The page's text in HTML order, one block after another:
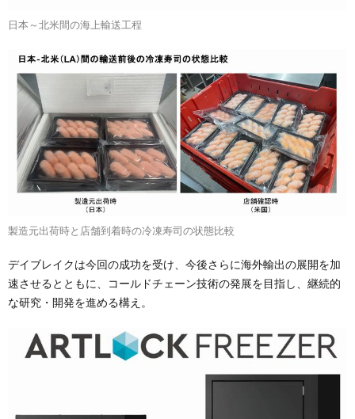
日本～北米間の海上輸送工程
製造元出荷時と店舗到着時の冷凍寿司の状態比較
デイブレイクは今回の成功を受け、今後さらに海外輸出の展開を加
速させるとともに、コールドチェーン技術の発展を目指し、継続的
な研究・開発を進める構え。